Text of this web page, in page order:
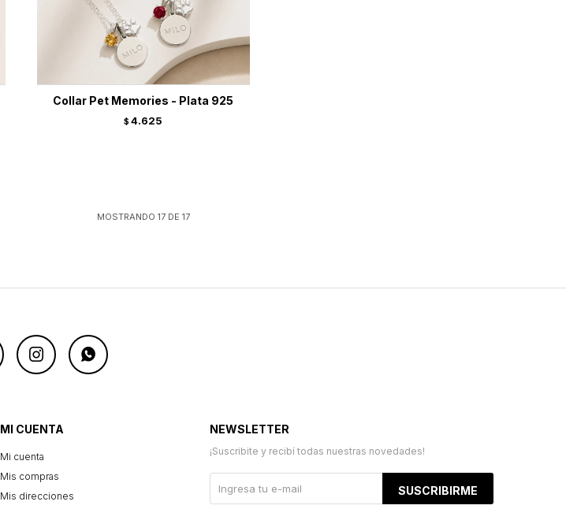
Collar Pet Memories - Plata 925
$ 4.625
MOSTRANDO 17 DE 17
 
MI CUENTA
Mi cuenta
Mis compras
Mis direcciones
NEWSLETTER
¡Suscribite y recibí todas nuestras novedades!
SUSCRIBIRME